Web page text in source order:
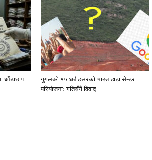
औंठाछाप
गुगलको १५ अर्ब डलरको भारत डाटा सेन्टर
परियोजनाः गतिसँगै विवाद